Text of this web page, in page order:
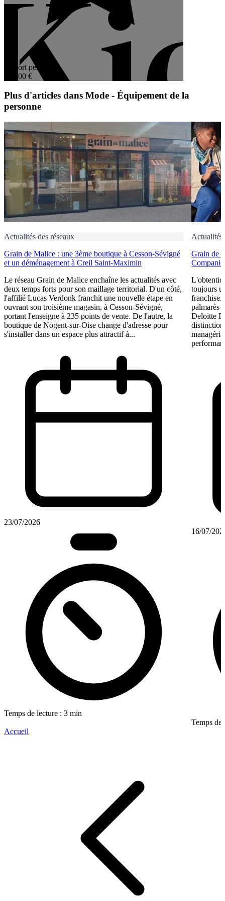
Apport personnel
40 000 €
Plus d'articles dans Mode - Équipement de la
personne
Actualités des réseaux
Grain de Malice : une 3ème boutique à Cesson-Sévigné
et un déménagement à Creil Saint-Maximin
Le réseau Grain de Malice enchaîne les actualités avec
deux temps forts pour son maillage territorial. D'un côté,
l'affilié Lucas Verdonk franchit une nouvelle étape en
ouvrant son troisième magasin, à Cesson-Sévigné,
portant l'enseigne à 235 points de vente. De l'autre, la
boutique de Nogent-sur-Oise change d'adresse pour
s'installer dans un espace plus attractif à...
23/07/2026
Temps de lecture : 3 min
Actualités
Grain de
toujours
franchise.
palmarès
Deloitte
16/07/
Temps de
Accueil